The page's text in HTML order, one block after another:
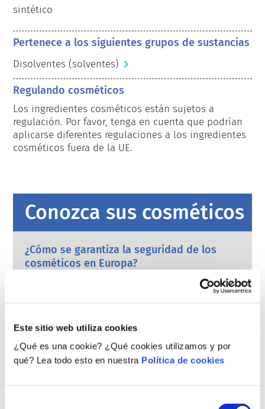
Este sitio web utiliza cookies
¿Qué es una cookie? ¿Qué cookies utilizamos y por
qué? Lea todo esto en nuestra Política de cookies
sintético
Pertenece a los siguientes grupos de sustancias
Disolventes (solventes)
Regulando cosméticos
Los ingredientes cosméticos están sujetos a
regulación. Por favor, tenga en cuenta que podrían
aplicarse diferentes regulaciones a los ingredientes
cosméticos fuera de la UE.
Conozca sus cosméticos
¿Cómo se garantiza la seguridad de los
cosméticos en Europa?
La estricta legislación garantiza que los
cosméticos que se vendan en la Unión
Europea sean seguros para las personas. Las
nacionales y europeas tienen la
responsabilidad compartida de garantizar la
seguridad de los productos cosméticos.
¿Qué debo saber sobre los disruptores
endocrinos?
Se ha afirmado que algunos ingredientes
“disruptores endocrinos” porque pueden